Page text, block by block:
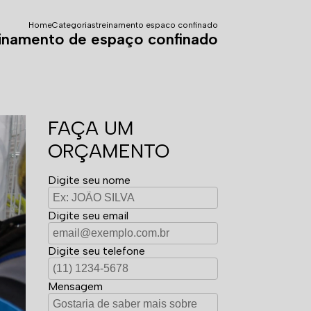
HomeCategoriastreinamento espaco confinado
de espaço confinado
FAÇA UM
ORÇAMENTO
Digite seu nome
Digite seu email
Digite seu telefone
Mensagem